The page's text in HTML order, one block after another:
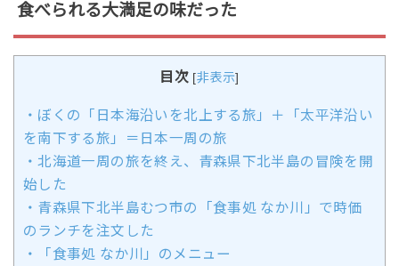
食べられる大満足の味だった
目次 [非表示]
・ぼくの「日本海沿いを北上する旅」＋「太平洋沿い
を南下する旅」＝日本一周の旅
・北海道一周の旅を終え、青森県下北半島の冒険を開
始した
・青森県下北半島むつ市の「食事処 なか川」で時価
のランチを注文した
・「食事処 なか川」のメニュー